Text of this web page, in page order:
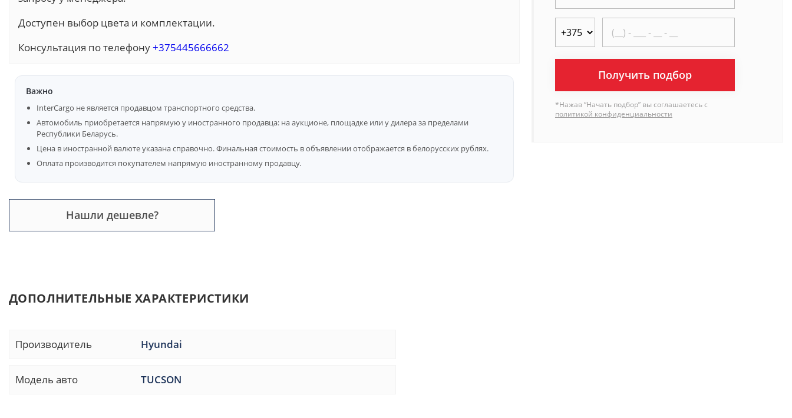
Доступен выбор цвета и комплектации.
Консультация по телефону+375445666662
Важно
InterCargo не является продавцом транспортного средства.
Автомобиль приобретается напрямую у иностранного продавца: на аукционе, площадке или у дилера за пределами
Республики Беларусь.
Цена в иностранной валюте указана справочно. Финальная стоимость в объявлении отображается в белорусских рублях.
Оплата производится покупателем напрямую иностранному продавцу.
Нашли дешевле?
Получить подбор
*Нажав “Начать подбор” вы соглашаетесь с
политикой конфиденциальности
ДОПОЛНИТЕЛЬНЫЕ ХАРАКТЕРИСТИКИ
Производитель Hyundai
Модель авто TUCSON